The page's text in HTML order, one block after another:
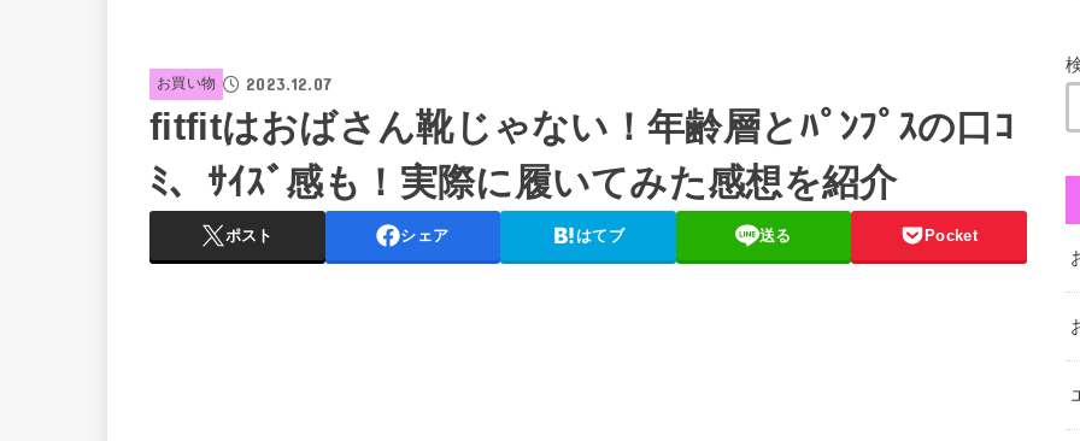
お買い物 2023.12.07
fitfitはおばさん靴じゃない！年齢層とﾊﾟﾝﾌﾟｽの口ｺ
ﾐ、ｻｲｽﾞ感も！実際に履いてみた感想を紹介
ポスト シェア はてブ 送る Pocket